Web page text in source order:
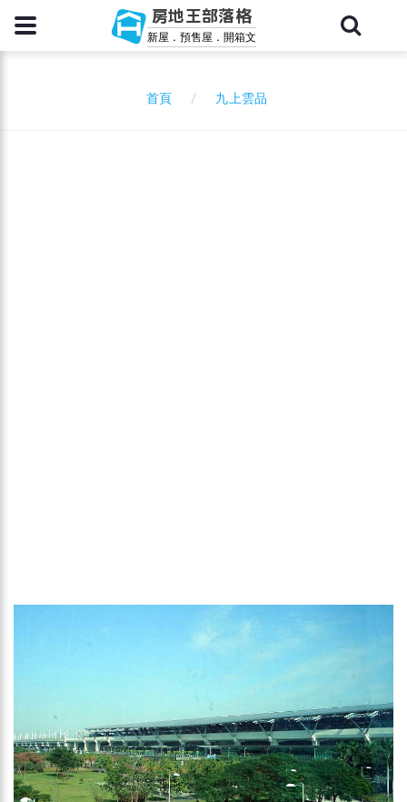
房地王部落格
新屋．預售屋．開箱文
首頁 九上雲品